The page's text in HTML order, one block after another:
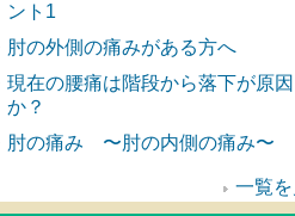
ント1
肘の外側の痛みがある方へ
現在の腰痛は階段から落下が原因
か？
肘の痛み 〜肘の内側の痛み〜
一覧